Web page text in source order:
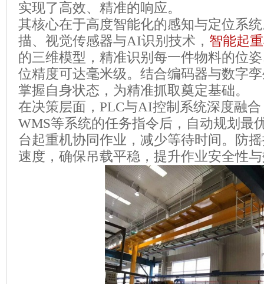
实现了高效、精准的响应。
其核心在于高度智能化的感知与定位系
描、视觉传感器与AI识别技术， 智能起
的三维模型，精准识别每一件物料的位
位精度可达毫米级。结合编码器与数字
掌握自身状态，为精准抓取奠定基础。
在决策层面， PLC与AI控制系统深度融
WMS等系统的任务指令后，自动规划最
台起重机协同作业，减少等待时间。防
速度，确保吊载平稳，提升作业安全性